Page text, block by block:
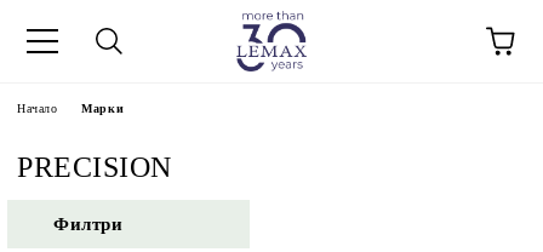
Начало Марки
PRECISION
Филтри